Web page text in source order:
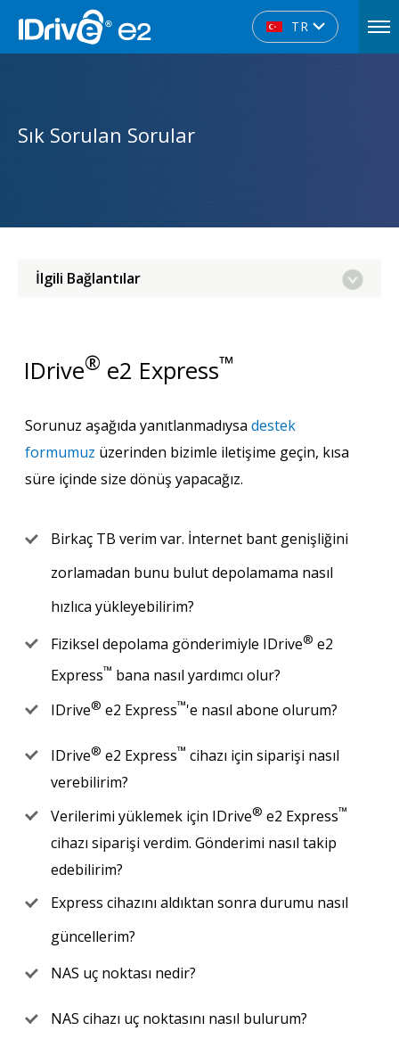
TR
Sık Sorulan Sorular
İlgili Bağlantılar
IDrive® e2 Express™
Sorunuz aşağıda yanıtlanmadıysa destek
formumuz üzerinden bizimle iletişime geçin, kısa
süre içinde size dönüş yapacağız.
Birkaç TB verim var. İnternet bant genişliğini
zorlamadan bunu bulut depolamama nasıl
hızlıca yükleyebilirim?
Fiziksel depolama gönderimiyle IDrive® e2
Express™ bana nasıl yardımcı olur?
IDrive® e2 Express™'e nasıl abone olurum?
IDrive® e2 Express™ cihazı için siparişi nasıl
verebilirim?
Verilerimi yüklemek için IDrive® e2 Express™
cihazı siparişi verdim. Gönderimi nasıl takip
edebilirim?
Express cihazını aldıktan sonra durumu nasıl
güncellerim?
NAS uç noktası nedir?
NAS cihazı uç noktasını nasıl bulurum?